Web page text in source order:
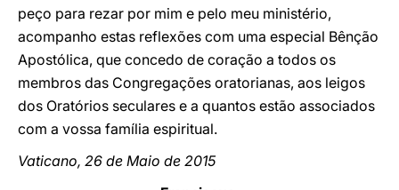
peço para rezar por mim e pelo meu ministério,
acompanho estas reflexões com uma especial Bênção
Apostólica, que concedo de coração a todos os
membros das Congregações oratorianas, aos leigos
dos Oratórios seculares e a quantos estão associados
com a vossa família espiritual.
Vaticano, 26 de Maio de 2015